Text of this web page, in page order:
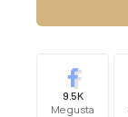
9.5K
Me gusta